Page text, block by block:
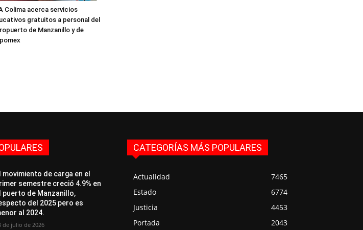
Colima acerca servicios
gratuitos a personal del
de Manzanillo y de
movimiento de carga en el
semestre creció 4.9% en
puerto de Manzanillo,
del 2025 pero es
al 2024.
de julio de 2026
CATEGORÍAS MÁS POPULARES
Actualidad
7465
Estado
6774
Justicia
4453
Portada
2043